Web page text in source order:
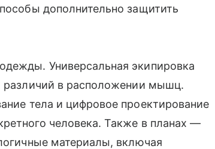
дополнительно защитить
Универсальная экипировка
различий в расположении мышц.
тела и цифровое проектирование
человека. Также в планах —
материалы, включая